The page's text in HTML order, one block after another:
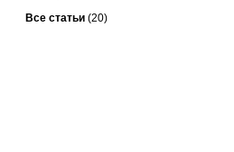
Все статьи (20)